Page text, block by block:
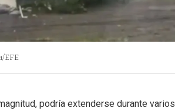
EFE
podría extenderse durante varios